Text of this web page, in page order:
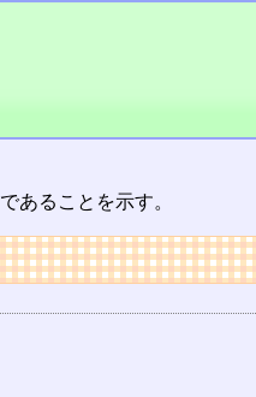
であることを示す。